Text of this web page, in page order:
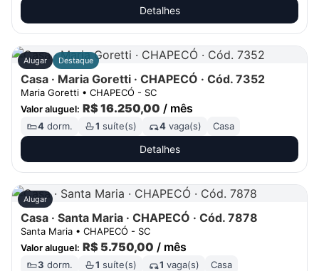
Vagas (mín.)
Área mín. (m²)
VIP
Filtrar Limpar
Finalidade: Categoria:
Detalhes
Alugar Destaque
Casa · Maria Goretti · CHAPECÓ · Cód. 7352
Maria Goretti • CHAPECÓ - SC
Valor aluguel: R$ 16.250,00 / mês
4 dorm. 1 suíte(s) 4 vaga(s) Casa
Detalhes
Alugar
Casa · Santa Maria · CHAPECÓ · Cód. 7878
Santa Maria • CHAPECÓ - SC
Valor aluguel: R$ 5.750,00 / mês
3 dorm. 1 suíte(s) 1 vaga(s) Casa